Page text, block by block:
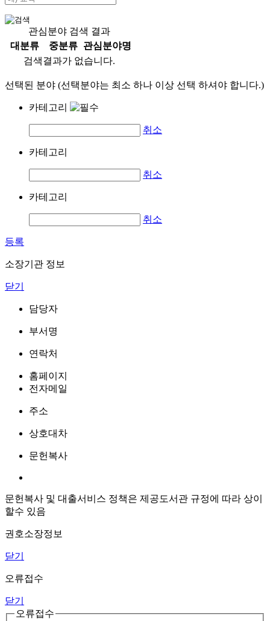
관심분야 검색 결과
대분류
중분류
관심분야명
검색결과가 없습니다.
선택된 분야 (선택분야는 최소 하나 이상 선택 하셔야 합니다.)
카테고리
취소
카테고리
취소
카테고리
취소
등록
소장기관 정보
닫기
담당자
부서명
연락처
홈페이지
전자메일
주소
상호대차
문헌복사
문헌복사 및 대출서비스 정책은 제공도서관 규정에 따라 상이
할수 있음
권호소장정보
닫기
오류접수
닫기
오류접수